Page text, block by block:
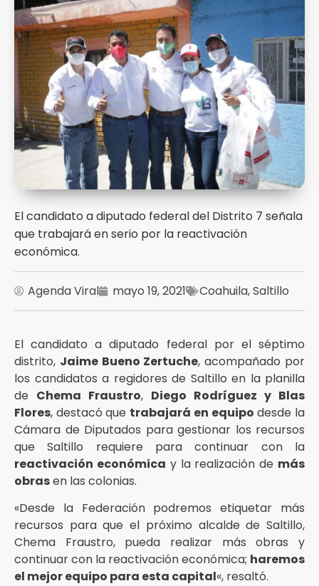
El candidato a diputado federal del Distrito 7 señala
que trabajará en serio por la reactivación
económica.
Agenda Viral mayo 19, 2021 Coahuila,Saltillo
El candidato a diputado federal por el séptimo
distrito, Jaime Bueno Zertuche, acompañado por
los candidatos a regidores de Saltillo en la planilla
de Chema Fraustro, Diego Rodríguez y Blas
Flores, destacó que trabajará en equipo desde la
Cámara de Diputados para gestionar los recursos
que Saltillo requiere para continuar con la
reactivación económica y la realización de más
obrasen las colonias.
«Desde la Federación podremos etiquetar más
recursos para que el próximo alcalde de Saltillo,
Chema Fraustro, pueda realizar más obras y
continuar con la reactivación económica; haremos
el mejor equipo para esta capital«, resaltó.